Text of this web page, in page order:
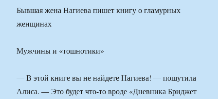
Бывшая жена Нагиева пишет книгу о гламурных
женщинах
Мужчины и «тошнотики»
— В этой книге вы не найдете Нагиева! — пошутила
Алиса. — Это будет что-то вроде «Дневника Бриджет